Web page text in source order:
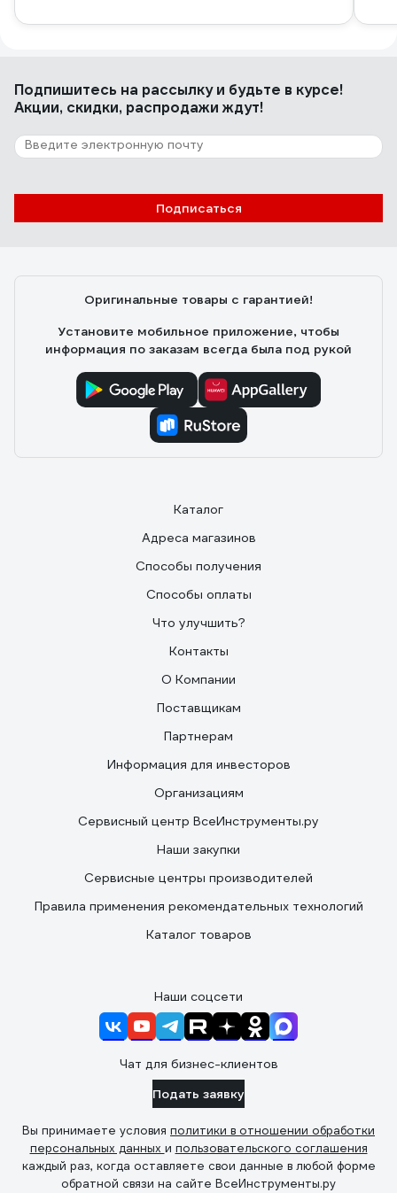
Подпишитесь на рассылкуи будьте в курсе!
Акции, скидки, распродажи ждут!
Подписаться
Оригинальные товары с гарантией!
Установите мобильное приложение, чтобы
информация по заказам всегда была под рукой
Каталог
Адреса магазинов
Способы получения
Способы оплаты
Что улучшить?
Контакты
О Компании
Поставщикам
Партнерам
Информация для инвесторов
Организациям
Сервисный центр ВсеИнструменты.ру
Наши закупки
Сервисные центры производителей
Правила применения рекомендательных технологий
Каталог товаров
Наши соцсети
Чат для бизнес-клиентов
Подать заявку
Вы принимаете условия политики в отношении обработки
персональных данных и пользовательского соглашения
каждый раз, когда оставляете свои данные в любой форме
обратной связи на сайте ВсеИнструменты.ру